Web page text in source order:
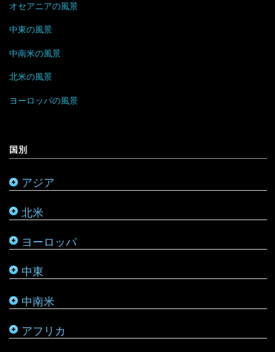
オセアニアの風景
中東の風景
中南米の風景
北米の風景
ヨーロッパの風景
国別
アジア
ベトナム
ボルネオ
マレーシア
モルディブ
北米
カナダ
メキシコ
ヨーロッパ
モナコ
モンテネグロ
リトアニア
ルクセンブルク
ロシア
タタールスタン共和国
中東
イスラエル
イラン
クウェート
バーレーン
パレスチナ
ヨルダン
レバノン
中南米
ニカラグア
ハイチ
パラグアイ
ブラジル
ベネズエラ
ベリーズ
ペルー
ボリビア
ホンジュラス
アフリカ
スーダン
チュニジア
マダガスカル
マラウイ
南アフリカ
モザンビーク
モロッコ
モーリシャス
ルワンダ
オーストラリア
サモア
ソロモン諸島
トンガ
ニュージーランド
バヌアツ
パラオ
仏領ポリネシア
タヒチ